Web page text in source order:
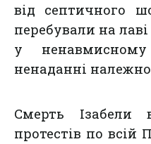
від септичного
перебували на
у
ненаданні
Смерть Ізабели
протестів по всій